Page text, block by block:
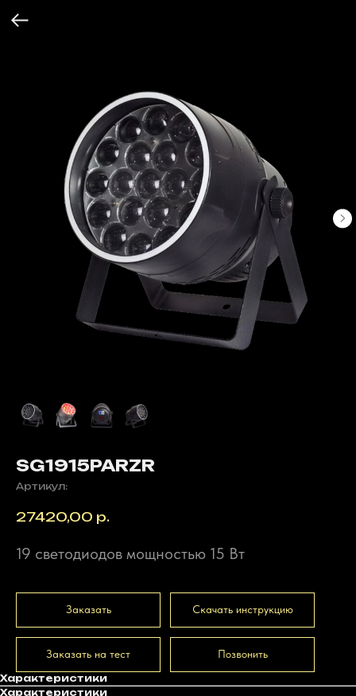
SG1915PARZR
Артикул:
27420,00 р.
19 светодиодов мощностью 15 Вт
Заказать Скачать инструкцию
Заказать на тест Позвонить
Характеристики
Характеристики